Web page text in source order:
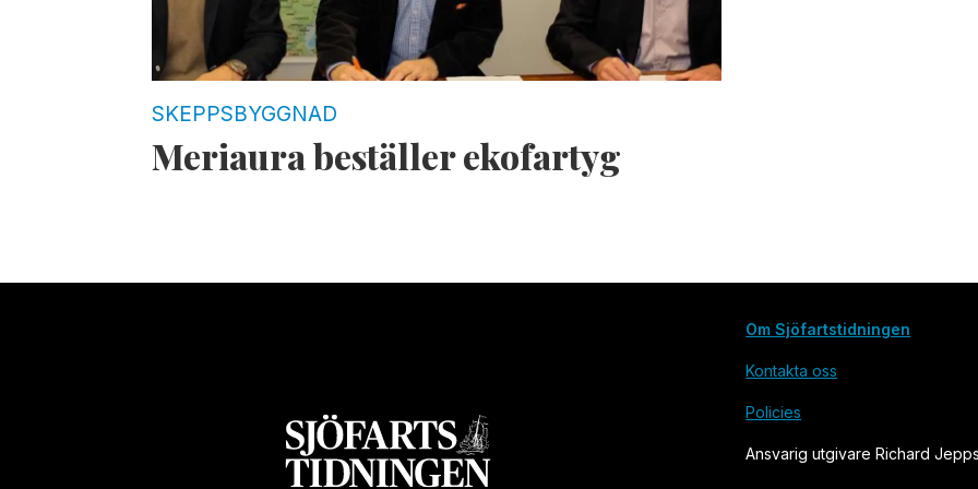
SKEPPSBYGGNAD
Meriaura beställer ekofartyg
Om Sjöfartstidningen
Kontakta oss
Policies
Ansvarig utgivare Richard